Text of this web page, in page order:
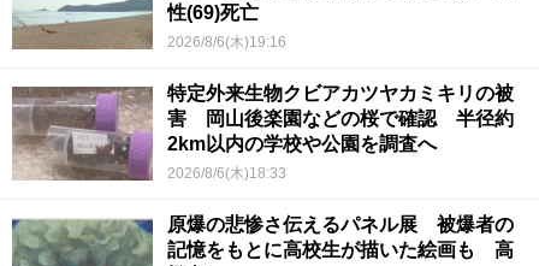
性(69)死亡
2026/8/6(木)19:16
特定外来生物クビアカツヤカミキリの被
害 岡山後楽園などの桜で確認 半径約
2km以内の学校や公園を調査へ
2026/8/6(木)18:33
原爆の悲惨さ伝えるパネル展 被爆者の
記憶をもとに高校生が描いた絵画も 高